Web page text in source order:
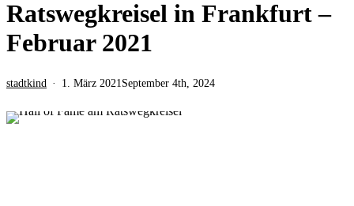
Ratswegkreisel in Frankfurt –
Februar 2021
stadtkind 1. März 2021 September 4th, 2024